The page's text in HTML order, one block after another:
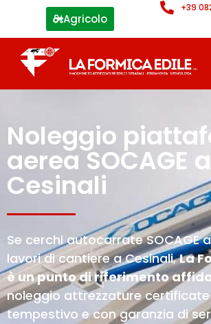
Agricolo
+39
Noleggio
aerea SOCAGE a
Cesinali
Se cerchi autocarrate SOCAGE
lavori di cantiere a Cesinali,La
è un punto di riferimento
noleggio attrezzature
tempestivo e con garanzia di